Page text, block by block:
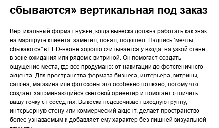
сбываются» вертикальная под заказ
Вертикальный формат нужен, когда вывеска должна работать как знак
на маршруте клиента: заметил, понял, подошел. Надпись "мечты
сбываются" в LED-неоне хорошо считывается у входа, на узкой стене,
в зоне ожидания или рядом с витриной. Он помогает создать
ощущение места, где все продумано: от навигации до фотогеничного
акцента. Для пространства формата бизнеса, интерьера, витрины,
салона, магазина или фотозоны это особенно полезно, потому что
создает запоминающийся световой ориентир и помогает отличить
вашу точку от соседних. Вывеска подсвечивает входную группу,
интерьерную стену или коммерческий акцент, делает пространство
более узнаваемым и добавляет ему характер без лишней визуальной